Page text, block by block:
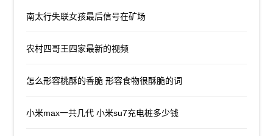
南太行失联女孩最后信号在矿场
农村四哥王四家最新的视频
怎么形容桃酥的香脆 形容食物很酥脆的词
小米max一共几代 小米su7充电桩多少钱